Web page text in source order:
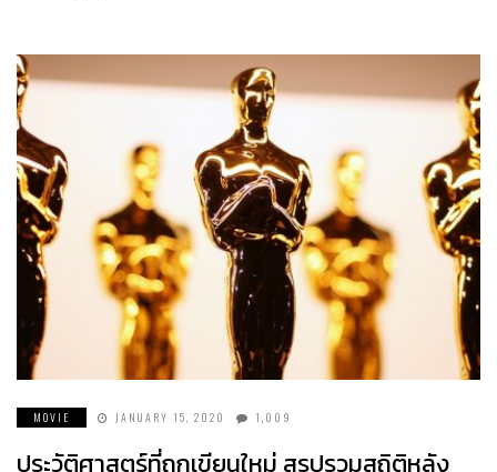
MOVIE JANUARY 15, 2020 1,009
ประวัติศาสตร์ที่ถูกเขียนใหม่ สรุปรวมสถิติหลัง